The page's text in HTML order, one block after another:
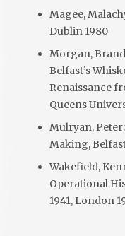
Magee,
Dublin 1980
Morgan,
Belfast’s
Renaissance
Queens
Mulryan,
Making,
Wakefield,
Operational
1941, London